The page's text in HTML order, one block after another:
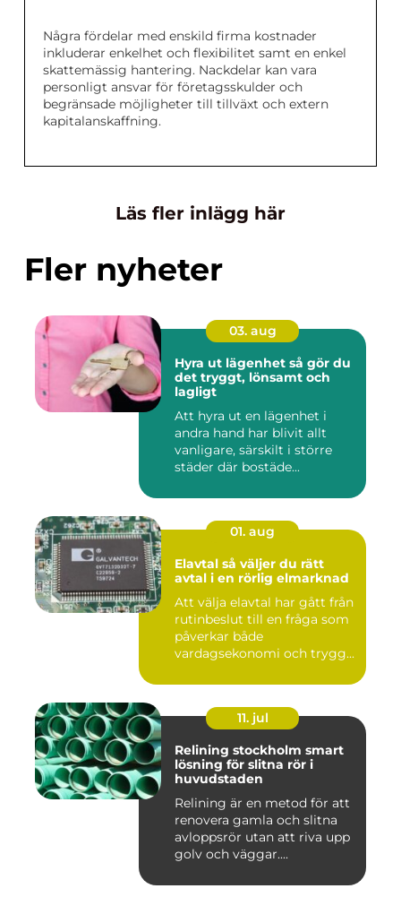
Några fördelar med enskild firma kostnader
inkluderar enkelhet och flexibilitet samt en enkel
skattemässig hantering. Nackdelar kan vara
personligt ansvar för företagsskulder och
begränsade möjligheter till tillväxt och extern
kapitalanskaffning.
Läs fler inlägg här
Fler nyheter
03. aug
Hyra ut lägenhet så gör du
det tryggt, lönsamt och
lagligt
Att hyra ut en lägenhet i
andra hand har blivit allt
vanligare, särskilt i större
städer där bostäde...
01. aug
Elavtal så väljer du rätt
avtal i en rörlig elmarknad
Att välja elavtal har gått från
rutinbeslut till en fråga som
påverkar både
vardagsekonomi och trygg...
11. jul
Relining stockholm smart
lösning för slitna rör i
huvudstaden
Relining är en metod för att
renovera gamla och slitna
avloppsrör utan att riva upp
golv och väggar....